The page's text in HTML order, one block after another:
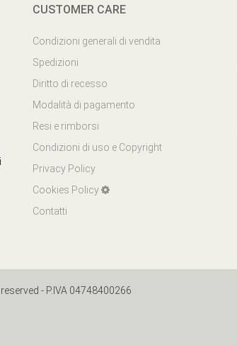
CUSTOMER CARE
Condizioni generali di vendita
Spedizioni
Diritto di recesso
Modalità di pagamento
Resi e rimborsi
Condizioni di uso e Copyright
Privacy Policy
Cookies Policy
Contatti
- P.IVA 04748400266